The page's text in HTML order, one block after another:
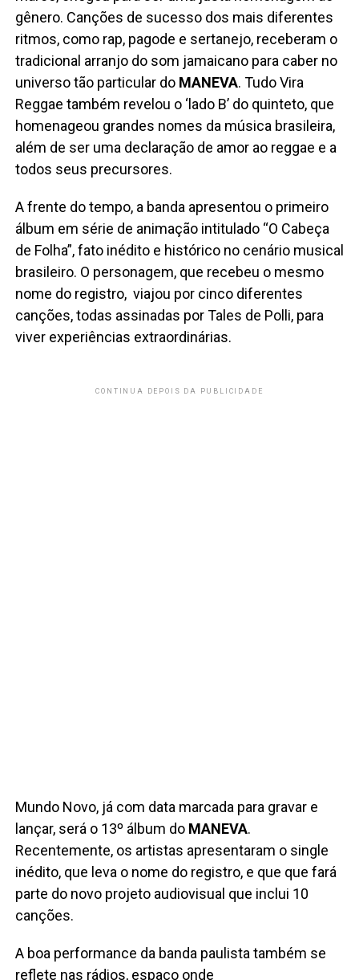
gênero. Canções de sucesso dos mais diferentes
ritmos, como rap, pagode e sertanejo, receberam o
tradicional arranjo do som jamaicano para caber no
universo tão particular do MANEVA. Tudo Vira
Reggae também revelou o ‘lado B’ do quinteto, que
homenageou grandes nomes da música brasileira,
além de ser uma declaração de amor ao reggae e a
todos seus precursores.
A frente do tempo, a banda apresentou o primeiro
álbum em série de animação intitulado “O Cabeça
de Folha”, fato inédito e histórico no cenário musical
brasileiro. O personagem, que recebeu o mesmo
nome do registro, viajou por cinco diferentes
canções, todas assinadas por Tales de Polli, para
viver experiências extraordinárias.
CONTINUA DEPOIS DA PUBLICIDADE
Mundo Novo, já com data marcada para gravar e
lançar, será o 13º álbum do MANEVA.
Recentemente, os artistas apresentaram o single
inédito, que leva o nome do registro, e que que fará
parte do novo projeto audiovisual que inclui 10
canções.
A boa performance da banda paulista também se
reflete nas rádios, espaço onde